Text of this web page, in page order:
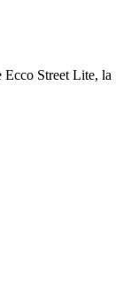
Ecco Street Lite, la